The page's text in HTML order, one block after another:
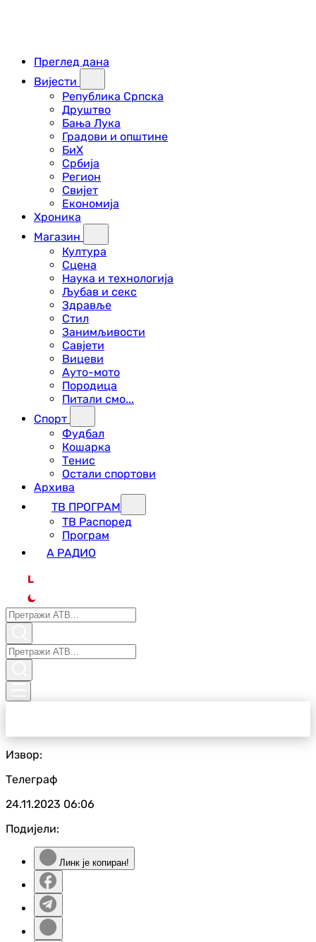
Преглед дана
Вијести
Република Српска
Друштво
Бања Лука
Градови и општине
БиХ
Србија
Регион
Свијет
Економија
Хроника
Магазин
Култура
Сцена
Наука и технологија
Љубав и секс
Здравље
Стил
Занимљивости
Савјети
Вицеви
Ауто-мото
Породица
Питали смо...
Спорт
Фудбал
Кошарка
Тенис
Остали спортови
Архива
ТВ ПРОГРАМ
ТВ Распоред
Програм
А РАДИО
L
Извор:
Телеграф
24.11.2023 06:06
Подијели:
Линк је копиран!